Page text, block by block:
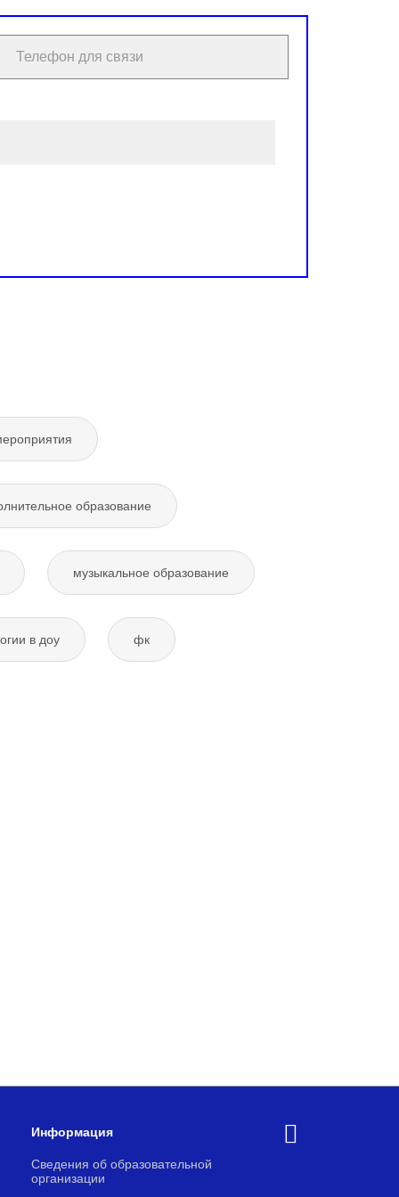
образование
музыкальное образование
в доу фк
Информация
Сведения об образовательной
организации